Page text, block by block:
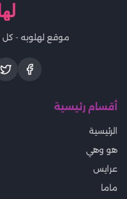
موقع لهلوبه - كل
أقسام رئيسية
الرئيسية
هو وهي
عرايس
ماما